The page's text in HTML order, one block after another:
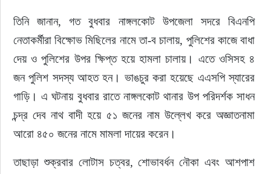
তিনি জানান, গত বুধবার নাঙ্গলকোট উপজেলা সদরে বিএনপি
নেতাকর্মীরা বিক্ষোভ মিছিলের নামে তা-ব চালায়, পুলিশের কাজে বাধা
দেয় ও পুলিশের উপর ক্ষিপ্ত হয়ে হামলা চালায়। এতে ওসিসহ ৪
জন পুলিশ সদস্য আহত হন। ভাঙচুর করা হয়েছে এএসপি স্যারের
গাড়ি। এ ঘটনায় বুধবার রাতে নাঙ্গলকোট থানার উপ পরিদর্শক সাধন
চন্দ্র দেব নাথ বাদী হয়ে ৫১ জনের নাম উল্লেখ করে অজ্ঞাতনামা
আরো ৪৫০ জনের নামে মামলা দায়ের করেন।
তাছাড়া শুক্রবার লোটাস চত্বর, শোভাবর্ধন নৌকা এবং আশপাশ